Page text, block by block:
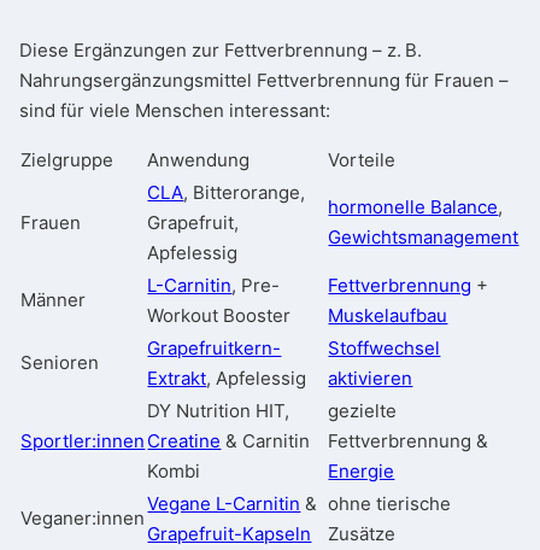
Diese Ergänzungen zur Fettverbrennung – z. B.
Nahrungsergänzungsmittel Fettverbrennung für Frauen –
sind für viele Menschen interessant:
Zielgruppe Anwendung Vorteile
Frauen
CLA, Bitterorange,
Grapefruit,
Apfelessig
hormonelle Balance,
Gewichtsmanagement
Männer
L-Carnitin, Pre-
Workout Booster
Fettverbrennung +
Muskelaufbau
Senioren
Grapefruitkern-
Extrakt, Apfelessig
Stoffwechsel
aktivieren
Sportler:innen
DY Nutrition HIT,
Creatine & Carnitin
Kombi
gezielte
Fettverbrennung &
Energie
Veganer:innen
Vegane L-Carnitin &
Grapefruit-Kapseln
ohne tierische
Zusätze